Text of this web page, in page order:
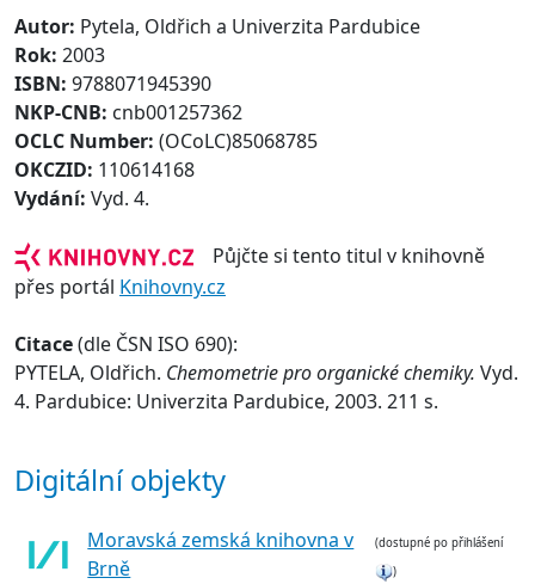
Autor: Pytela, Oldřich a Univerzita Pardubice
Rok: 2003
ISBN: 9788071945390
NKP-CNB: cnb001257362
OCLC Number: (OCoLC)85068785
OKCZID: 110614168
Vydání: Vyd. 4.
Půjčte si tento titul v knihovně
přes portál Knihovny.cz
Citace(dle ČSN ISO 690):
PYTELA, Oldřich. Chemometrie pro organické chemiky. Vyd.
4. Pardubice: Univerzita Pardubice, 2003. 211 s.
Digitální objekty
Moravská zemská knihovna v
Brně
(dostupné po přihlášení
)